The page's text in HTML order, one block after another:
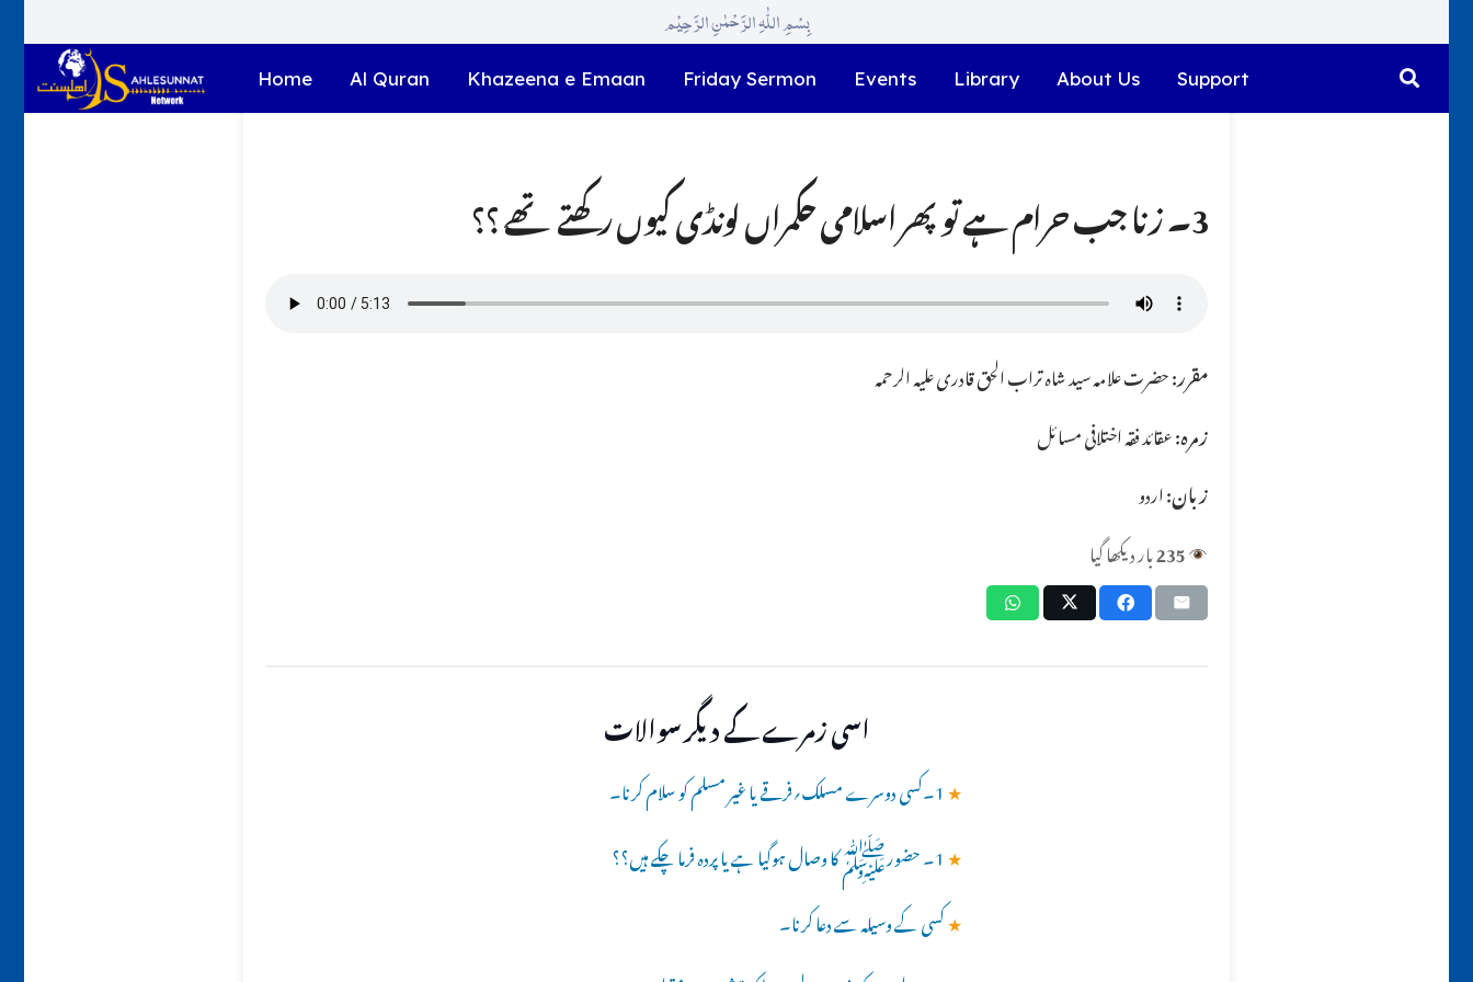
بِسْمِ اللّٰہِ الرَّحْمٰنِ الرَّحِیْم
Home Al Quran Khazeena e Emaan Friday Sermon Events Library About Us Support
3۔ زنا جب حرام ہے تو پھر اسلامی حکمراں لونڈی کیوں رکھتے تھے ؟؟
مقرر:حضرت علامہ سید شاہ تراب الحق قادری علیہ الرحمہ
زمرہ:عقائد فقہ اختلافی مسائل
زبان:اردو
235بار دیکھا گیا
اسی زمرے کے دیگر سوالات
★1۔کسی دوسرے مسلک؍فرقے یا غیر مسلم کو سلام کرنا۔
★1۔ حضورﷺ کا وصال ہوگیا ہے یا پردہ فرما چکے ہیں؟؟
★کسی کے وسیلہ سے دعا کرنا۔